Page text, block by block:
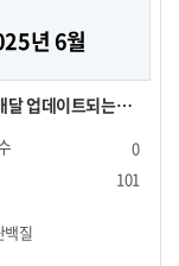
년 6월
식과 유용한 정
Data
0
101
백질